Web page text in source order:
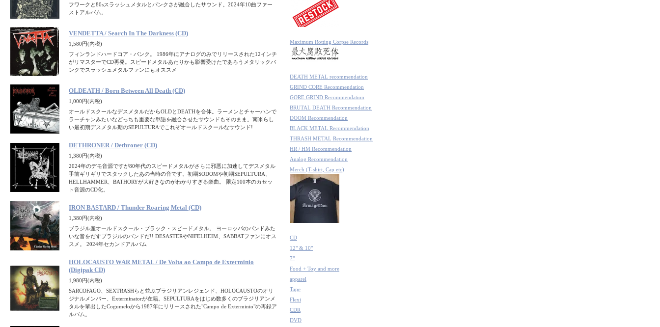
フワークと80sスラッシュメタルとパンクさが融合したサウンド。2024年10曲ファー
ストアルバム。
VENDETTA / Search In The Darkness (CD)
1,580円(内税)
フィンランドハードコア・パンク。 1986年にアナログのみでリリースされた12インチ
がリマスターでCD再発。スピードメタルあたりかも影響受けたであろうメタリックパ
ンクでスラッシュメタルファンにもオススメ
OLDEATH / Born Between All Death (CD)
1,000円(内税)
オールドスクールなデスメタルだからOLDとDEATHを合体。ラーメンとチャーハンで
ラーチャンみたいなどっちも重要な単語を融合させたサウンドもそのまま。南米らし
い最初期デスメタル期のSEPULTURAでこれぞオールドスクールなサウンド!
DETHRONER / Dethroner (CD)
1,380円(内税)
2024年のデモ音源ですが80年代のスピードメタルがさらに邪悪に加速してデスメタル
手前ギリギリでスタックしたあの当時の音です。初期SODOMや初期SEPULTURA、
HELLHAMMER、BATHORYが大好きなのがわかりすぎる楽曲。 限定100本のカセッ
ト音源のCD化。
IRON BASTARD / Thunder Roaring Metal (CD)
1,380円(内税)
ブラジル産オールドスクール・ブラック・スピードメタル。 ヨーロッパのバンドみた
いな音をだすブラジルのバンドだ!! DESASTERやNIFELHEIM、SABBATファンにオス
スメ。 2024年セカンドアルバム
HOLOCAUSTO WAR METAL / De Volta ao Campo de Exterminio
(Digipak CD)
1,980円(内税)
SARCOFAGO、SEXTRASHらと並ぶブラジリアンレジェンド、HOLOCAUSTOのオリ
ジナルメンバー、Exterminatorが在籍。SEPULTURAをはじめ数多くのブラジリアンメ
タルを輩出したCogumeloから1987年にリリースされた"Campo de Exterminio"の再録ア
ルバム。
Maximum Rotting Corpse Records
DEATH METAL recommendation
GRIND CORE Recommendation
GORE GRIND Recommendation
BRUTAL DEATH Recommendation
DOOM Recommendation
BLACK METAL Recommendation
THRASH METAL Recommendation
HR / HM Recommendation
Analog Recommendation
Merch (T-shirt, Cap etc)
CD
12" & 10"
7"
Food + Toy and more
apparel
Tape
Flexi
CDR
DVD